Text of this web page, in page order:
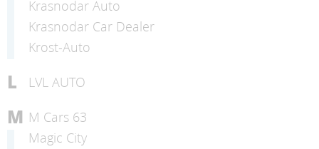
Krasnodar Auto
Krasnodar Car Dealer
Krost-Auto
L LVL AUTO
M M Cars 63
Magic City